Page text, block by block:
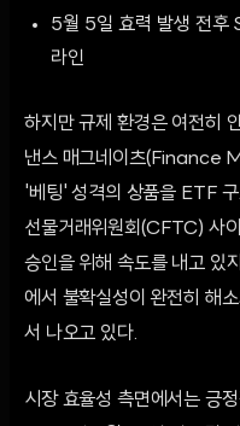
5월 5일 효력 발생 전후
라인
하지만 규제 환경은 여전히
낸스 매그네이츠(Finance
'베팅' 성격의 상품을 ETF
선물거래위원회(CFTC) 사
승인을 위해 속도를 내고 있
에서 불확실성이 완전히 해
서 나오고 있다.
시장 효율성 측면에서는 긍